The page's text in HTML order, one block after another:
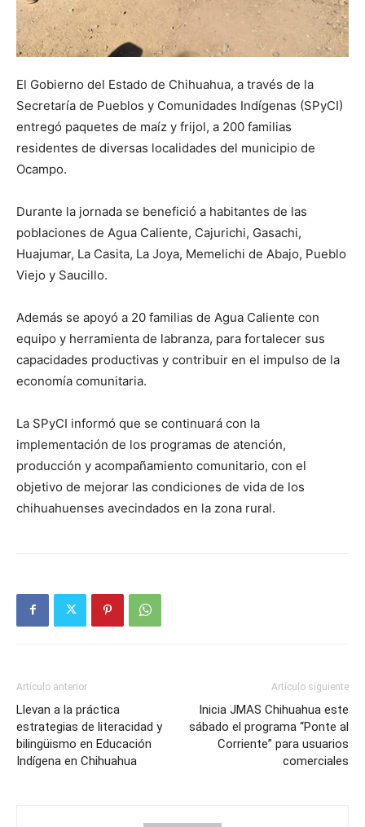
El Gobierno del Estado de Chihuahua, a través de la
Secretaría de Pueblos y Comunidades Indígenas (SPyCI)
entregó paquetes de maíz y frijol, a 200 familias
residentes de diversas localidades del municipio de
Ocampo.
Durante la jornada se benefició a habitantes de las
poblaciones de Agua Caliente, Cajurichi, Gasachi,
Huajumar, La Casita, La Joya, Memelichi de Abajo, Pueblo
Viejo y Saucillo.
Además se apoyó a 20 familias de Agua Caliente con
equipo y herramienta de labranza, para fortalecer sus
capacidades productivas y contribuir en el impulso de la
economía comunitaria.
La SPyCI informó que se continuará con la
implementación de los programas de atención,
producción y acompañamiento comunitario, con el
objetivo de mejorar las condiciones de vida de los
chihuahuenses avecindados en la zona rural.
Artículo anterior
Llevan a la práctica
estrategias de literacidad y
bilingüismo en Educación
Indígena en Chihuahua
Artículo siguiente
Inicia JMAS Chihuahua este
sábado el programa “Ponte al
Corriente” para usuarios
comerciales